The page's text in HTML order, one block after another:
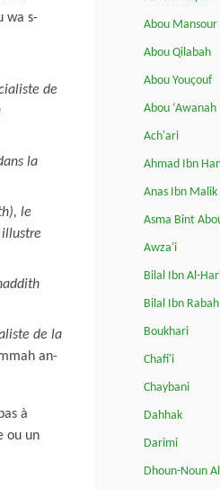
wa s-
de
la
le
de la
an-
à
ou un
Abou Mansour
Abou Qilabah
Abou Youçouf
Abou ‘Awanah
Ach'ari
Ahmad Ibn
Anas Ibn Malik
Asma Bint
Awza'i
Bilal Ibn Al-
Bilal Ibn Rabah
Boukhari
Chafi'i
Chaybani
Dahhak
Darimi
Dhoun-Noun